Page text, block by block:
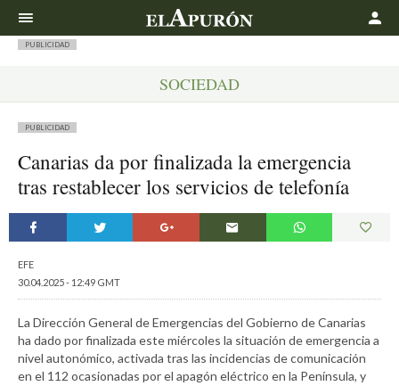
PUBLICIDAD
SOCIEDAD
PUBLICIDAD
Canarias da por finalizada la emergencia
tras restablecer los servicios de telefonía
EFE
30.04.2025 - 12:49 GMT
La Dirección General de Emergencias del Gobierno de Canarias
ha dado por finalizada este miércoles la situación de emergencia a
nivel autonómico, activada tras las incidencias de comunicación
en el 112 ocasionadas por el apagón eléctrico en la Península, y